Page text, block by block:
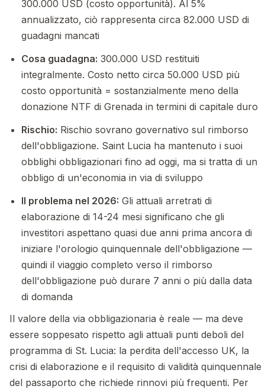
300.000 USD (costo opportunità). Al 5%
annualizzato, ciò rappresenta circa 82.000 USD di
guadagni mancati
Cosa guadagna: 300.000 USD restituiti
integralmente. Costo netto circa 50.000 USD più
costo opportunità = sostanzialmente meno della
donazione NTF di Grenada in termini di capitale duro
Rischio: Rischio sovrano governativo sul rimborso
dell'obbligazione. Saint Lucia ha mantenuto i suoi
obblighi obbligazionari fino ad oggi, ma si tratta di un
obbligo di un'economia in via di sviluppo
Il problema nel 2026: Gli attuali arretrati di
elaborazione di 14-24 mesi significano che gli
investitori aspettano quasi due anni prima ancora di
iniziare l'orologio quinquennale dell'obbligazione —
quindi il viaggio completo verso il rimborso
dell'obbligazione può durare 7 anni o più dalla data
di domanda
Il valore della via obbligazionaria è reale — ma deve
essere soppesato rispetto agli attuali punti deboli del
programma di St. Lucia: la perdita dell'accesso UK, la
crisi di elaborazione e il requisito di validità quinquennale
del passaporto che richiede rinnovi più frequenti. Per